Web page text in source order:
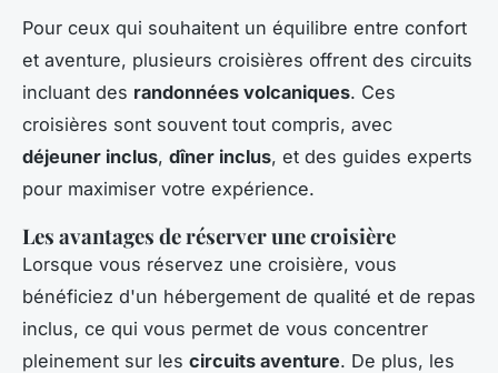
Pour ceux qui souhaitent un équilibre entre confort
et aventure, plusieurs croisières offrent des circuits
incluant des randonnées volcaniques. Ces
croisières sont souvent tout compris, avec
déjeuner inclus, dîner inclus, et des guides experts
pour maximiser votre expérience.
Les avantages de réserver une croisière
Lorsque vous réservez une croisière, vous
bénéficiez d'un hébergement de qualité et de repas
inclus, ce qui vous permet de vous concentrer
pleinement sur les circuits aventure. De plus, les